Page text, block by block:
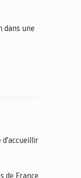
dans une
de France